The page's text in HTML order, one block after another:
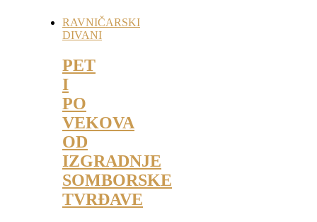
RAVNIČARSKI
DIVANI
PET
I
PO
VEKOVA
OD
IZGRADNJE
SOMBORSKE
TVRĐAVE